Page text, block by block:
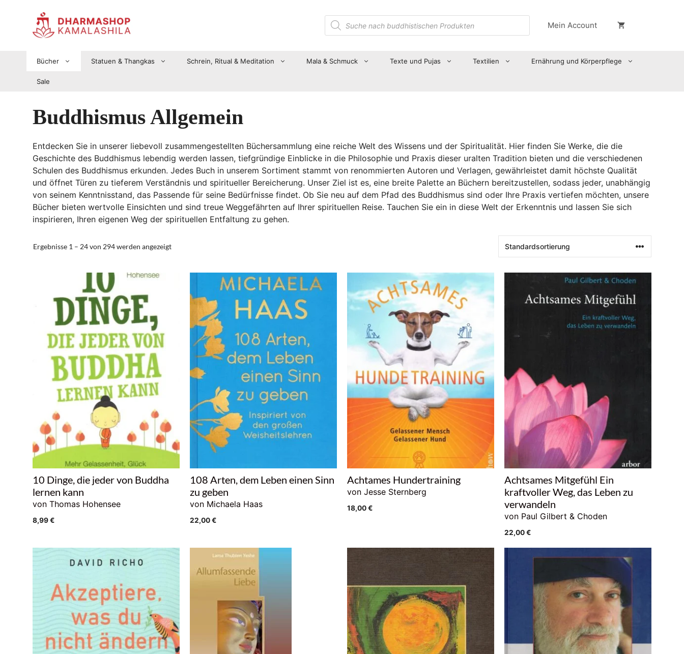
Suche
nach
Produkten
Mein Account
Bücher Statuen & Thangkas Schrein, Ritual & Meditation Mala & Schmuck Texte und Pujas Textilien Ernährung und Körperpflege
Sale
Buddhismus Allgemein
Entdecken Sie in unserer liebevoll zusammengestellten Büchersammlung eine reiche Welt des Wissens und der Spiritualität. Hier finden Sie Werke, die die
Geschichte des Buddhismus lebendig werden lassen, tiefgründige Einblicke in die Philosophie und Praxis dieser uralten Tradition bieten und die verschiedenen
Schulen des Buddhismus erkunden. Jedes Buch in unserem Sortiment stammt von renommierten Autoren und Verlagen, gewährleistet damit höchste Qualität
und öffnet Türen zu tieferem Verständnis und spiritueller Bereicherung. Unser Ziel ist es, eine breite Palette an Büchern bereitzustellen, sodass jeder, unabhängig
von seinem Kenntnisstand, das Passende für seine Bedürfnisse findet. Ob Sie neu auf dem Pfad des Buddhismus sind oder Ihre Praxis vertiefen möchten, unsere
Bücher bieten wertvolle Einsichten und sind treue Weggefährten auf Ihrer spirituellen Reise. Tauchen Sie ein in diese Welt der Erkenntnis und lassen Sie sich
inspirieren, Ihren eigenen Weg der spirituellen Entfaltung zu gehen.
Ergebnisse 1 – 24 von 294 werden angezeigt
10 Dinge, die jeder von Buddha
lernen kann
von Thomas Hohensee
8,99€
108 Arten, dem Leben einen Sinn
zu geben
von Michaela Haas
22,00€
Achtames Hundertraining
von Jesse Sternberg
18,00€
Achtsames Mitgefühl Ein
kraftvoller Weg, das Leben zu
verwandeln
von Paul Gilbert & Choden
22,00€